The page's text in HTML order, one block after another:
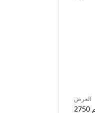
العرض